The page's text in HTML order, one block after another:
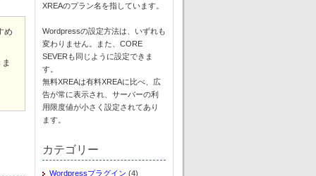
め
XREAのプラン名を指しています。
Wordpressの設定方法は、いずれも
変わりません。また、CORE
SEVERも同じように設定できま
す。
無料XREAは有料XREAに比べ、広
告が常に表示され、サーバーの利
用限度値が小さく設定されてあり
ます。
カテゴリー
Wordpressプラグイン (4)